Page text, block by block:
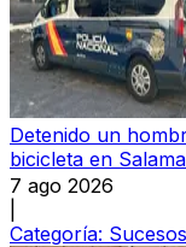
Detenido un
bicicleta en
7 ago 2026
Categoría: Sucesos